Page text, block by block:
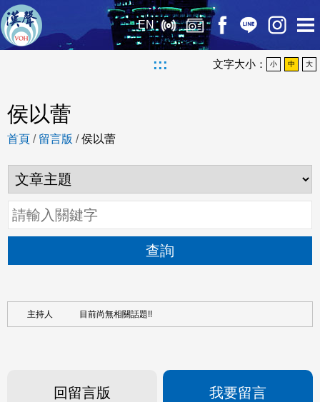
EN
::: 文字大小： 小 中 大
侯以蕾
首頁 / 留言版 /侯以蕾
查詢
目前尚無相關話題!!
回留言版 我要留言